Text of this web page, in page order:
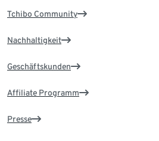
Tchibo Community
Nachhaltigkeit
Geschäftskunden
Affiliate Programm
Presse